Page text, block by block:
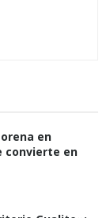
en
convierte en